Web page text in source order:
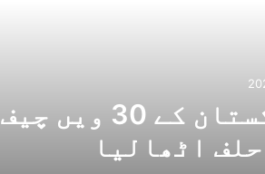
جسٹس یحییٰ آفریدی نے پاکستان کے 30 ویں چیف
اٹھالیا